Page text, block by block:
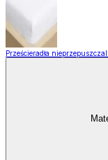
Prześcieradła